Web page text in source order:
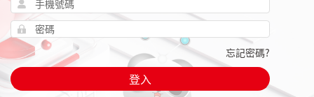
忘記密碼?
登入